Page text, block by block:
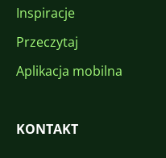
Inspiracje
Przeczytaj
Aplikacja mobilna
KONTAKT